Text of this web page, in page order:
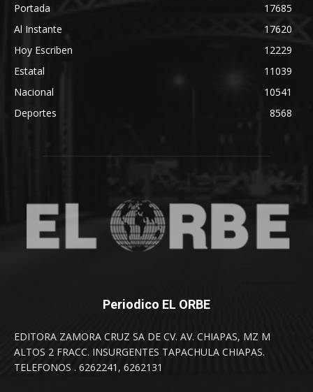
Portada
17685
Al Instante
17620
Hoy Escriben
12229
Estatal
11039
Nacional
10541
Deportes
8568
Periodico EL ORBE
EDITORA ZAMORA CRUZ SA DE CV. AV. CHIAPAS, MZ M
ALTOS 2 FRACC. INSURGENTES TAPACHULA CHIAPAS.
TELEFONOS . 6262241, 6262131